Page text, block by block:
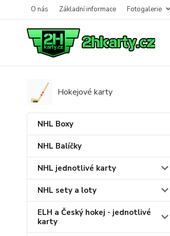
O nás Základní informace Fotogalerie
Hokejové karty
NHL Boxy
NHL Balíčky
NHL jednotlivé karty
NHL sety a loty
ELH a Český hokej - jednotlivé
karty